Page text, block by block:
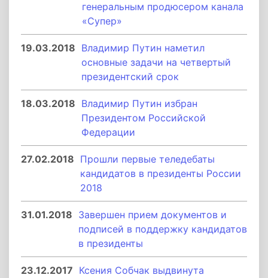
генеральным продюсером канала
«Супер»
19.03.2018 Владимир Путин наметил
основные задачи на четвертый
президентский срок
18.03.2018 Владимир Путин избран
Президентом Российской
Федерации
27.02.2018 Прошли первые теледебаты
кандидатов в президенты России
2018
31.01.2018 Завершен прием документов и
подписей в поддержку кандидатов
в президенты
23.12.2017 Ксения Собчак выдвинута